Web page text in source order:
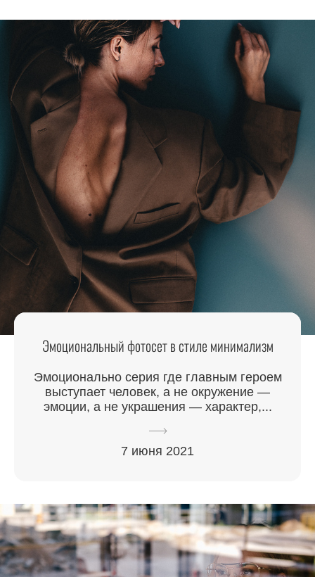
Эмоциональный фотосет в стиле минимализм
Эмоционально серия где главным героем
выступает человек, а не окружение —
эмоции, а не украшения — характер,...
7 июня 2021